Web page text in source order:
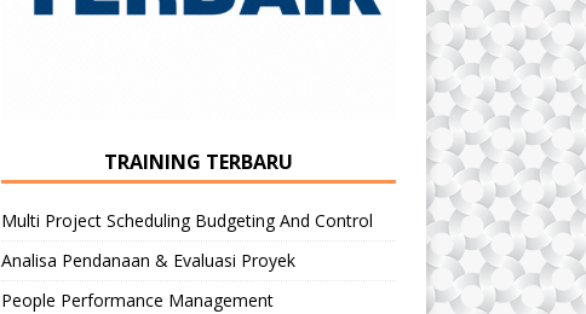
TRAINING TERBARU
Multi Project Scheduling Budgeting And Control
Analisa Pendanaan & Evaluasi Proyek
People Performance Management